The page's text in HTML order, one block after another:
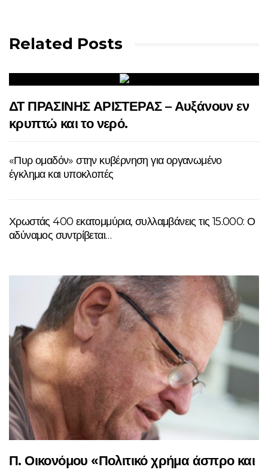
Related Posts
ΔΤ ΠΡΑΣΙΝΗΣ ΑΡΙΣΤΕΡΑΣ – Αυξάνουν εν
κρυπτώ και το νερό.
«Πυρ ομαδόν» στην κυβέρνηση για οργανωμένο
έγκλημα και υποκλοπές
Χρωστάς 400 εκατομμύρια, συλλαμβάνεις τις 15.000: Ο
αδύναμος συντρίβεται…
Π. Οικονόμου «Πολιτικό χρήμα άσπρο και